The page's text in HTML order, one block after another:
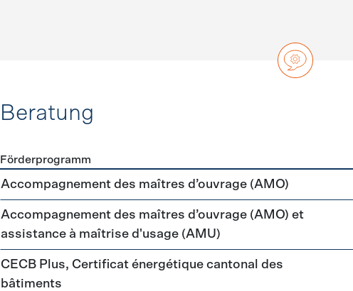
Beratung
Förderprogramme Beratung
Förderprogramm
Accompagnement des maîtres d’ouvrage (AMO)
Accompagnement des maîtres d’ouvrage (AMO) et
assistance à maîtrise d'usage (AMU)
CECB Plus, Certificat énergétique cantonal des
bâtiments